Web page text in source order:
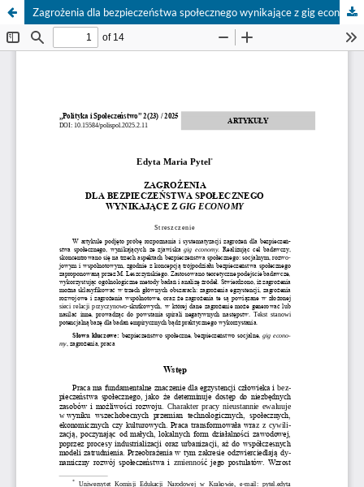
Zagrożenia dla bezpieczeństwa społecznego wynikające z gig economy